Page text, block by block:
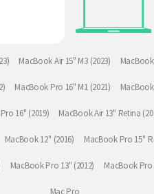
MacBook Air 15" M3 (2023)
MacBook Pro 16" M1 (2021)
16" (2019) MacBook Air 13" Retina
MacBook 12'' (2016) MacBook Pro 15''
MacBook Pro 13" (2012) MacBook Pro
Mac Pro